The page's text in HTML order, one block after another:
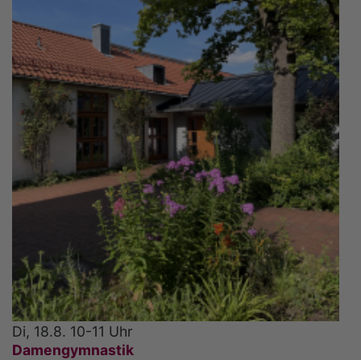
Di, 18.8. 10-11 Uhr
Damengymnastik